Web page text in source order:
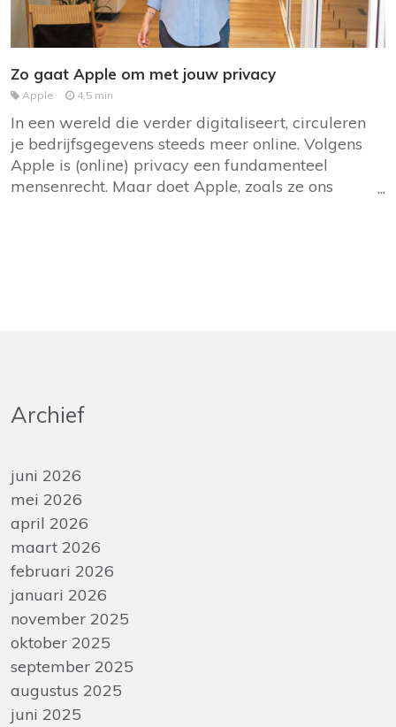
Zo gaat Apple om met jouw privacy
Apple 4,5 min
In een wereld die verder digitaliseert, circuleren
je bedrijfsgegevens steeds meer online. Volgens
Apple is (online) privacy een fundamenteel
mensenrecht. Maar doet Apple, zoals ze ons
Archief
juni 2026
mei 2026
april 2026
maart 2026
februari 2026
januari 2026
november 2025
oktober 2025
september 2025
augustus 2025
juni 2025